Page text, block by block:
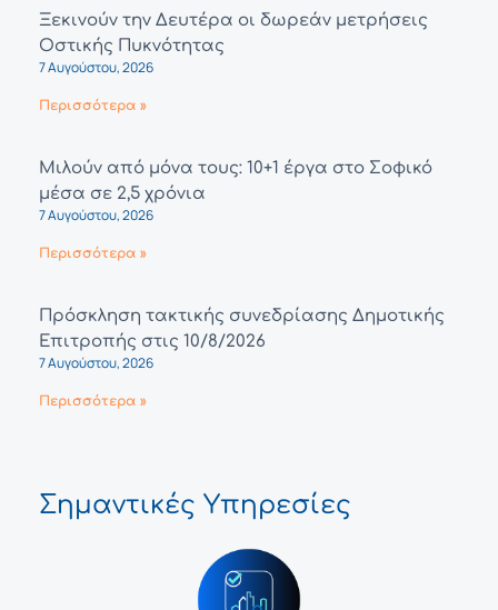
Ξεκινούν την Δευτέρα οι δωρεάν μετρήσεις
Οστικής Πυκνότητας
7 Αυγούστου, 2026
Περισσότερα »
Μιλούν από μόνα τους: 10+1 έργα στο Σοφικό
μέσα σε 2,5 χρόνια
7 Αυγούστου, 2026
Περισσότερα »
Πρόσκληση τακτικής συνεδρίασης Δημοτικής
Επιτροπής στις 10/8/2026
7 Αυγούστου, 2026
Περισσότερα »
Σημαντικές Υπηρεσίες